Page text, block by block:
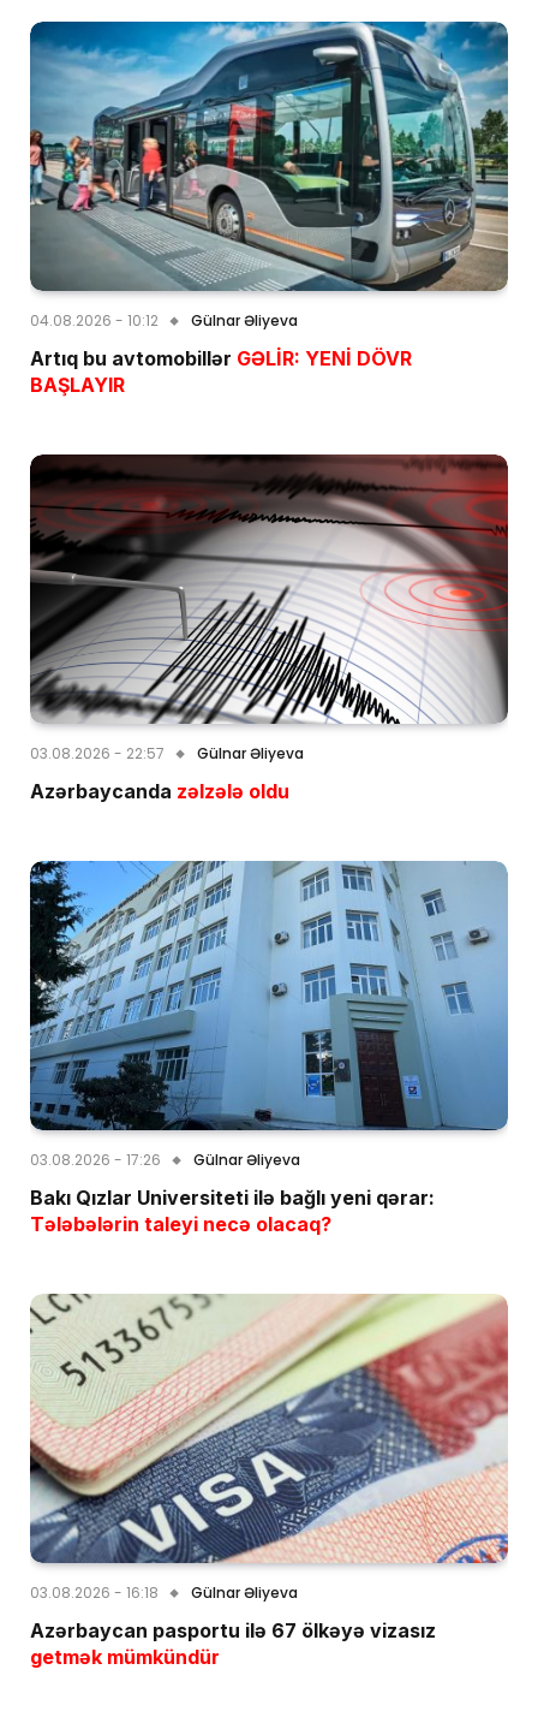
04.08.2026 - 10:12 Gülnar Əliyeva
Artıq bu avtomobillər GƏLİR: YENİ DÖVR
BAŞLAYIR
03.08.2026 - 22:57 Gülnar Əliyeva
Azərbaycanda zəlzələ oldu
03.08.2026 - 17:26 Gülnar Əliyeva
Bakı Qızlar Universiteti ilə bağlı yeni qərar:
Tələbələrin taleyi necə olacaq?
03.08.2026 - 16:18 Gülnar Əliyeva
Azərbaycan pasportu ilə 67 ölkəyə vizasız
getmək mümkündür